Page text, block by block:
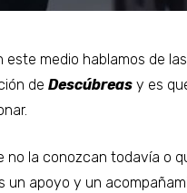
este medio hablamos de
de Descúbreas y es
no la conozcan todavía o
un apoyo y un